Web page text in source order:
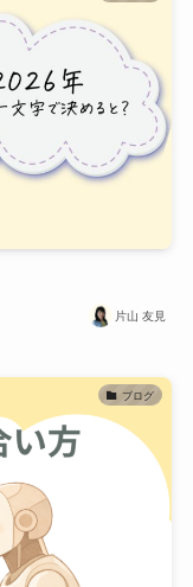
片山 友見
ブログ